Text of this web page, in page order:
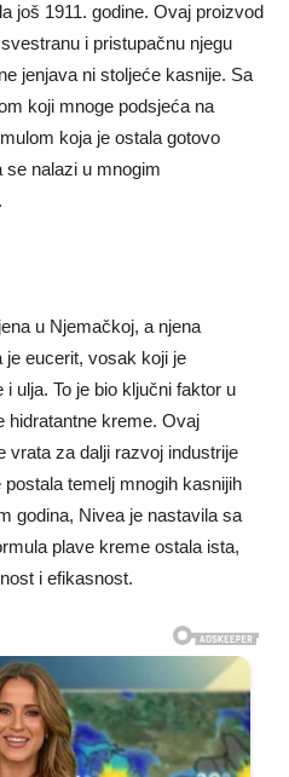
još 1911. godine. Ovaj proizvod
i pristupačnu njegu
jenjava ni stoljeće kasnije. Sa
koji mnoge podsjeća na
koja je ostala gotovo
se nalazi u mnogim
u Njemačkoj, a njena
je eucerit, vosak koji je
ulja. To je bio ključni faktor u
hidratantne kreme. Ovaj
vrata za dalji razvoj industrije
temelj mnogih kasnijih
godina, Nivea je nastavila sa
plave kreme ostala ista,
i efikasnost.